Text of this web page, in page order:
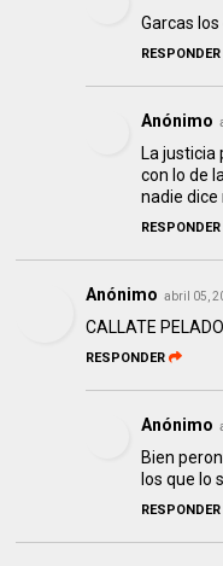
Garcas los
RESPONDER
Anónimo
La justicia
con lo de
nadie dice
RESPONDER
Anónimo abril 05,
CALLATE
RESPONDER
Anónimo
Bien
los que lo
RESPONDER